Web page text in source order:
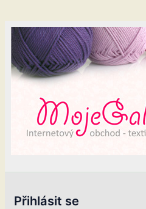
Přihlásit se